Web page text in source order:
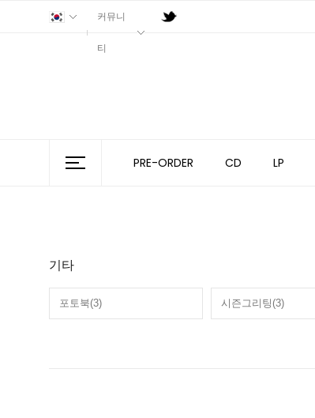
커뮤니
티
PRE-ORDER CD LP
기타
포토북(3) 시즌그리팅(3)